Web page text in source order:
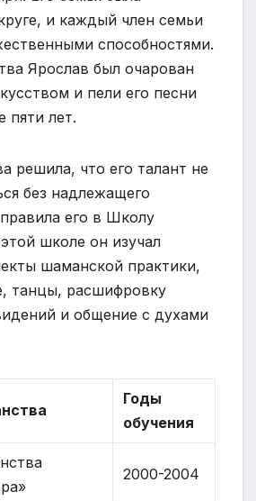
и каждый член семьи
способностями.
Ярослав был очарован
и пели его песни
пяти лет.
решила, что его талант не
без надлежащего
его в Школу
школе он изучал
шаманской практики,
танцы, расшифровку
и общение с духами
Годы
обучения
2000-2004